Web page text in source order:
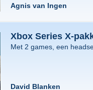
Agnis van Ingen
Xbox Series X-
Met 2 games, een
David Blanken